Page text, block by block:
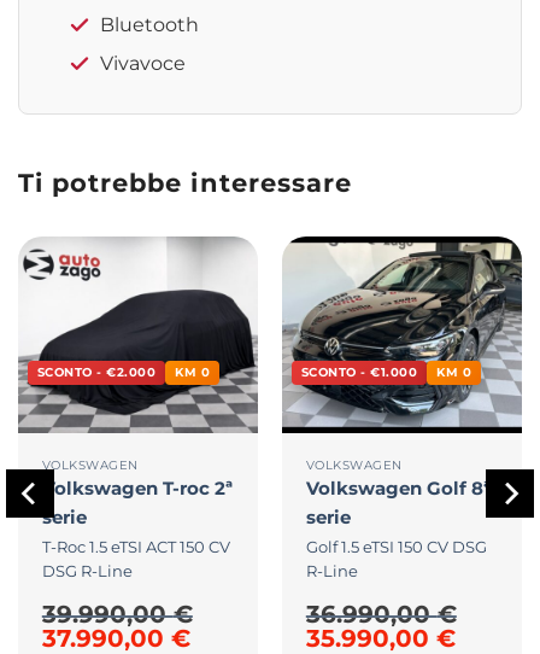
Bluetooth
Vivavoce
Ti potrebbe interessare
SCONTO - €2.000 KM 0
VOLKSWAGEN
Volkswagen T-roc 2ª
serie
T-Roc 1.5 eTSI ACT 150 CV
DSG R-Line
39.990,00€
Il prezzo originale era: 39.990,00 €.
37.990,00 €Il prezzo attuale è:
SCONTO - €1.000 KM 0
VOLKSWAGEN
Volkswagen Golf 8ª
serie
Golf 1.5 eTSI 150 CV DSG
R-Line
36.990,00€
Il prezzo originale
35.990,00 €Il
€.36.990,00 €.
attuale è: 35.990,00 €.